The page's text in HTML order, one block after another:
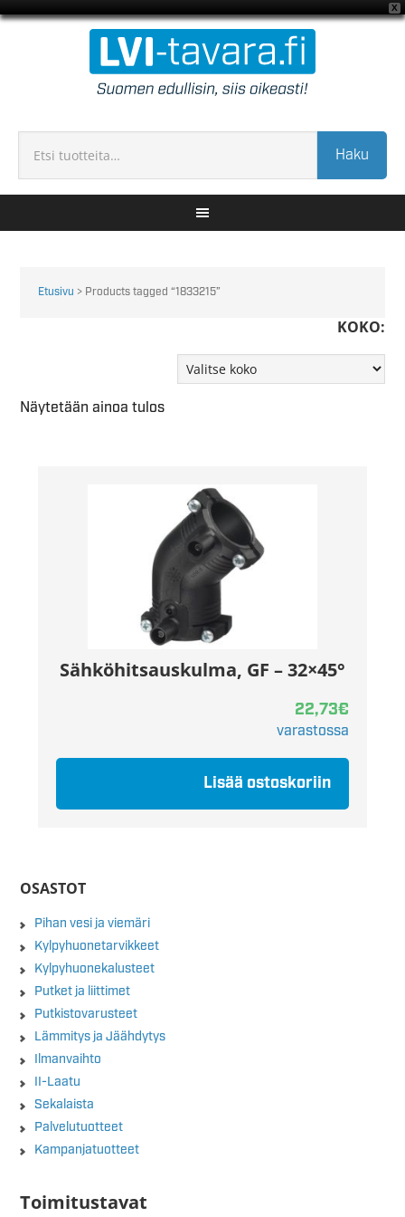
X
Haku
Etusivu > Products tagged “1833215”
KOKO:
Näytetään ainoa tulos
Sähköhitsauskulma, GF – 32×45°
22,73€
varastossa
Lisää ostoskoriin
OSASTOT
Pihan vesi ja viemäri
Kylpyhuonetarvikkeet
Kylpyhuonekalusteet
Putket ja liittimet
Putkistovarusteet
Lämmitys ja Jäähdytys
Ilmanvaihto
II-Laatu
Sekalaista
Palvelutuotteet
Kampanjatuotteet
Toimitustavat